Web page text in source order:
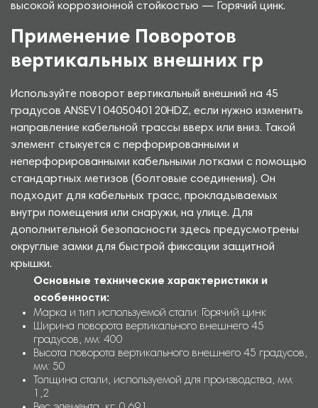
высокой коррозионной стойкостью — Горячий цинк.
Применение Поворотов
вертикальных внешних гр
Используйте поворот вертикальный внешний на 45
градусов ANSEV10405040120HDZ, если нужно изменить
направление кабельной трассы вверх или вниз. Такой
элемент стыкуется с перфорированными и
неперфорированными кабельными лотками с помощью
стандартных метизов (болтовые соединения). Он
подходит для кабельных трасс, прокладываемых
внутри помещения или снаружи, на улице. Для
дополнительной безопасности здесь предусмотрены
округлые замки для быстрой фиксации защитной
крышки.
Основные технические характеристики и
особенности:
Марка и тип используемой стали: Горячий цинк
Ширина поворота вертикального внешнего 45
градусов, мм: 400
Высота поворота вертикального внешнего 45 градусов,
мм: 50
Толщина стали, используемой для производства, мм:
1,2